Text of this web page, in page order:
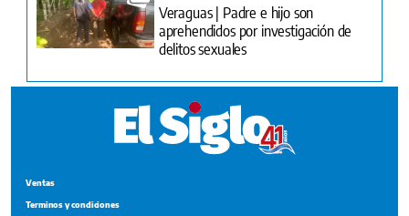
Veraguas | Padre e hijo son
aprehendidos por investigación de
delitos sexuales
Ventas
Terminos y condiciones